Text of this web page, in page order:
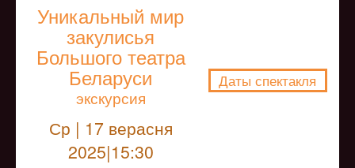
Уникальный мир
закулисья
Большого театра
Беларуси
экскурсия
Ср | 17 верасня
2025|15:30
Даты спектакля